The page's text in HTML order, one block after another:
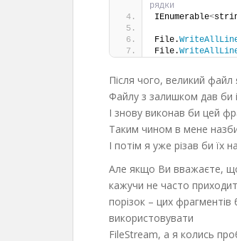
рядки
IEnumerable<
File.
File.
Після чого, великий файл
Файлу з залишком дав би
І знову виконав би цей
Таким чином в мене
І потім я уже різав би
Але якщо Ви вважаєте,
кажучи не часто
порізок – цих
використовувати
FileStream, а я колись